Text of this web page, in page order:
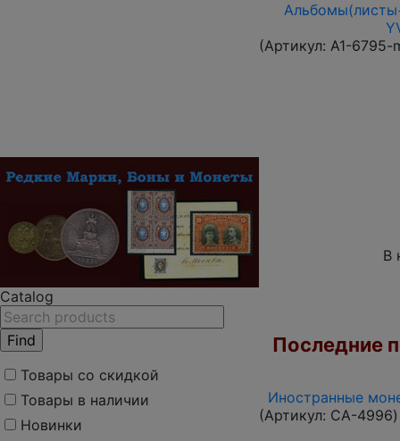
Catalog
Товары со скидкой
Товары в наличии
Новинки
(Артикул: A1-6795-
В
Последние
Иностранные
(Артикул: CA-4996)